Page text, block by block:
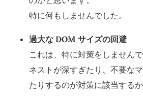
特に何もしませんでした。
過大な DOM サイズの回避
これは、特に対策をしませんで
ネストが深すぎたり、不要な
たりするのが対策に該当するか